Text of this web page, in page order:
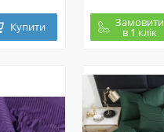
Купити Замовити
в 1 клік